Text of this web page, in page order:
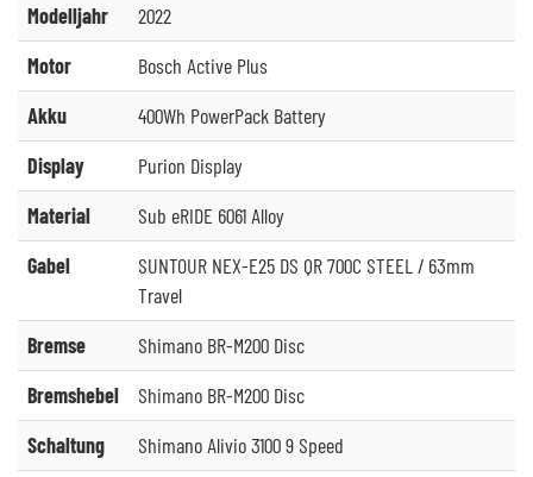
Modelljahr
2022
Motor
Bosch Active Plus
Akku
400Wh PowerPack Battery
Display
Purion Display
Material
Sub eRIDE 6061 Alloy
Gabel
SUNTOUR NEX-E25 DS QR 700C STEEL / 63mm
Travel
Bremse
Shimano BR-M200 Disc
Bremshebel
Shimano BR-M200 Disc
Schaltung
Shimano Alivio 3100 9 Speed